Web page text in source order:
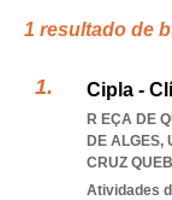
1 resultado de
Cipla -
R EÇA DE
DE ALGES,
CRUZ
Atividades